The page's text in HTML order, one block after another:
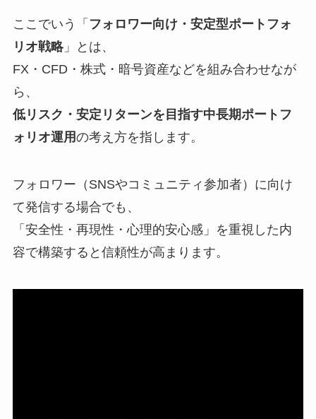
ここでいう「 フォロワー向け・安定型ポートフォ
リオ戦略」とは、
FX・CFD・株式・暗号資産などを組み合わせなが
ら、
低リスク・安定リターンを目指す中長期ポートフ
ォリオ運用の考え方を指します。
フォロワー（SNSやコミュニティ参加者）に向け
て発信する場合でも、
「安全性・再現性・心理的安心感」を重視した内
容で構築すると信頼性が高まります。